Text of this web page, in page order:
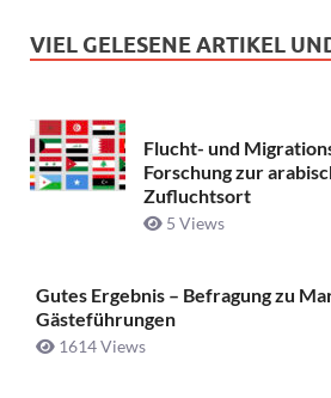
VIEL GELESENE ARTIKEL
Flucht- und
Forschung zur
Zufluchtsort
5 Views
Gutes Ergebnis – Befragung zu
Gästeführungen
1614 Views